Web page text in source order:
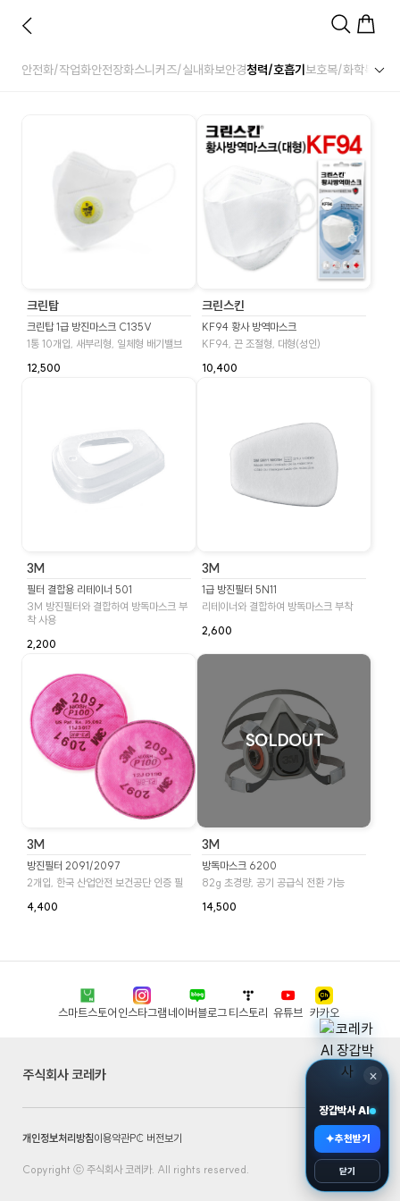
×
장갑박사 AI
✦추천받기
닫기
안전화/작업화안전장화스니커즈/실내화보안경청력/호흡기 보호복/화학복앞
크린탑
크린탑 1급 방진마스크 C135V
1통 10개입, 새부리형, 일체형 배기밸브
12,500
크린스킨
KF94 황사 방역마스크
KF94, 끈 조절형, 대형(성인)
10,400
3M
필터 결합용 리테이너 501
3M 방진필터와 결합하여 방독마스크 부
착 사용
2,200
3M
1급 방진필터 5N11
리테이너와 결합하여 방독마스크 부착
2,600
3M
방진필터 2091/2097
2개입, 한국 산업안전 보건공단 인증 필
4,400
SOLDOUT
3M
방독마스크 6200
82g 초경량, 공기 공급식 전환 가능
14,500
스마트스토어인스타그램네이버블로그티스토리 유튜브 카카오
주식회사 코레카
개인정보처리방침이용약관PC 버전보기
Copyright ⓒ 주식회사 코레카. All rights reserved.